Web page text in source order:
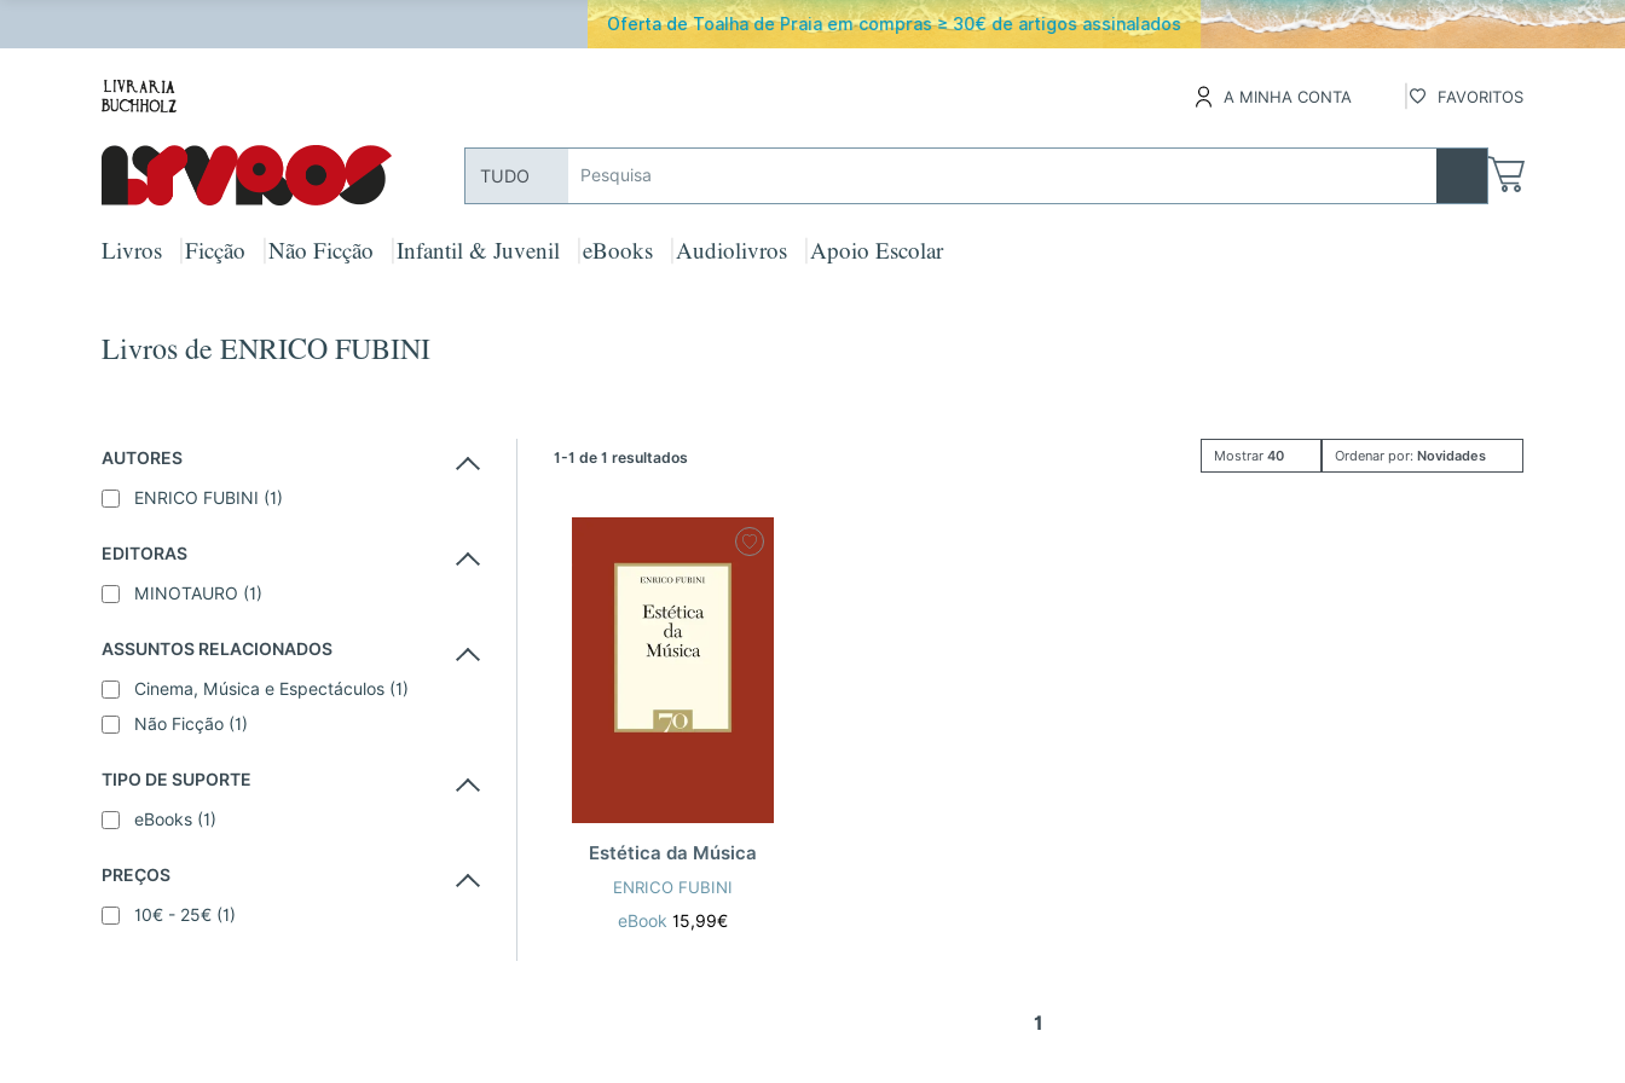
Oferta de Toalha de Praia em compras ≥ 30€ de artigos assinalados
A MINHA CONTA FAVORITOS
TUDO
Livros Ficção Não Ficção Infantil & Juvenil eBooks Audiolivros Apoio Escolar
Livros de ENRICO FUBINI
AUTORES
ENRICO FUBINI (1)
EDITORAS
MINOTAURO (1)
ASSUNTOS RELACIONADOS
Cinema, Música e Espectáculos (1)
Não Ficção (1)
TIPO DE SUPORTE
eBooks (1)
PREÇOS
10€ - 25€ (1)
1-1 de 1 resultados Mostrar 40 Ordenar por: Novidades
Estética da Música
ENRICO FUBINI
eBook15,99€
1